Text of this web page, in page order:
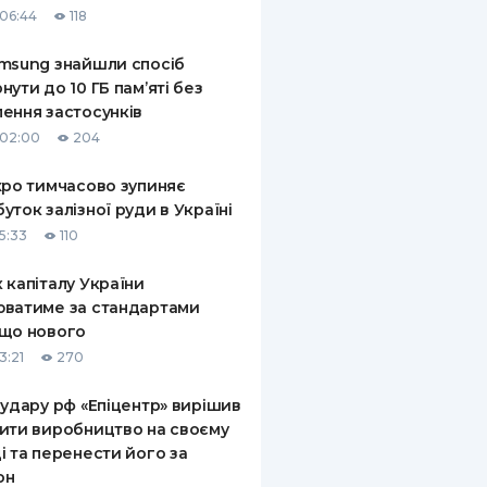
ПОЛІСИ
КОМПАНІЇ
ПРО СТРАХОВІ
118
знайшли спосіб
до 10 ГБ пам’яті без
застосунків
204
тимчасово зупиняє
залізної руди в Україні
110
України
за стандартами
нового
270
удару рф «Епіцентр» вирішив
виробництво на своєму
та перенести його за